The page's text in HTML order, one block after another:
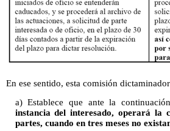
En ese sentido, esta comisión
a) Establece que ante la
instancia del interesado, operará la
partes, cuando en tres meses no